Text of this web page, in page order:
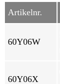
Artikelnr.
60Y06W
60Y06X